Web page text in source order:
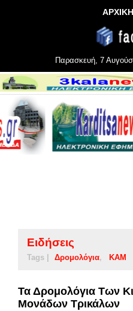
Παρασκευή, 7
Ειδήσεις
Tags | Δρομολόγια ΚΑΜ
Τα Δρομολόγια Των
Μονάδων Τρικάλων